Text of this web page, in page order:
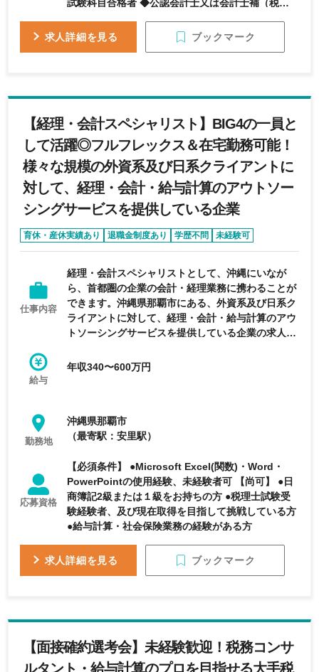
試験科目合格者 ◆公認会計士又は会計士補（税務実
英語：意欲があること ◆Microsoft Excel・Word・
MUST＞ ◆税理士、税理士試験合格者（大学院卒に
よる科目免除を含む）又は税理士試験科目合格者 ◆
公認会計士又は会計士補 ◆日本語：ビジネスレベル
◆英語：意欲があること ◆Microsoft Excel・
Word・PowerPointの使用経験 ＜WANT＞ ◆会計
事務もしくは一般事業会社経理部での経験あれば尚
可 【アシスタント/Assidtant】 ＜MUST＞ ◆税理
士試験受験経験者、及び現在取得を目指して挑戦し
ている方 ◆日商簿記2級、１級お持ちの方 ◆日本
◆Microsoft Excel・Word・PowerPointの使用経
験 ＜WANT＞ ◆会計事務若しくは一般事業会社経
理部での経験あれば尚可
求人詳細を見る ブックマーク
【経理・会計スペシャリスト】BIG4の一員と
して活躍◎フルフレックス＆在宅勤務可能！
様々な規模の外資系及び日系クライアントに
対して、経理・会計・給与計算のアウトソー
シングサービスを提供している企業
育休・産休実績あり 退職金制度あり 学歴不問
未経験可
第二新卒歓迎
仕事内容
経理・会計スペシャリストとして、沖縄にいなが
ら、首都圏の企業の会計・経理業務に携わることが
できます。沖縄県那覇市にある、外資系及び日系ク
ライアントに対して、経理・会計・給与計算のアウ
トソーシングサービスを提供している企業の求人で
給与
年収340〜600万円
勤務地
沖縄県那覇市
（最寄駅：安里駅）
応募資格
【必須条件】 ●Microsoft Excel(関数)・Word・
PowerPointの使用経験、未経験者可 【尚可】 ●日
商簿記2級または１級をお持ちの方 ●税理士試験受
験経験者、及び現在取得を目指して挑戦している方
●給与計算・社会保険業務の経験がある方
求人詳細を見る ブックマーク
【面接確約選考会】未経験歓迎！税務コンサ
ルタント・給与計算のプロを目指せる大手税